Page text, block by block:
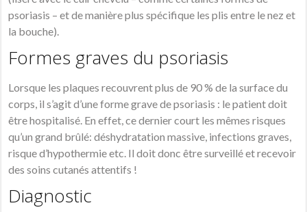
psoriasis – et de manière plus spécifique les plis entre le nez et
la bouche).
Formes graves du psoriasis
Lorsque les plaques recouvrent plus de 90 % de la surface du
corps, il s’agit d’une forme grave de psoriasis : le patient doit
être hospitalisé. En effet, ce dernier court les mêmes risques
qu’un grand brûlé: déshydratation massive, infections graves,
risque d’hypothermie etc. Il doit donc être surveillé et recevoir
des soins cutanés attentifs !
Diagnostic